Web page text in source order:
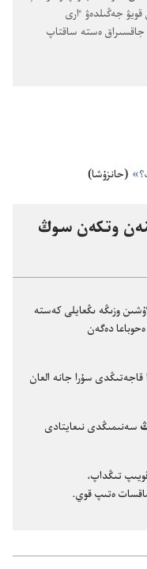
قويۋ جە‌ڭىلدە‌ۋ ٵرى
جاقسىراق ە‌ستە ساقتاپ
(‏حانزۇ‌شا)‏
وتكە‌ن سوڭ
ٷشىن وزىڭە ىڭعايلى كە‌ستە
دە‌گە‌ن
قاجە‌تىڭدى سۇ‌را جانە العان
سە‌نىمىڭدى نىعايتادى
تىڭداپ،‏
ە‌تىپ قوي.‏